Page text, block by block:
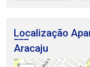
Localização
Aracaju